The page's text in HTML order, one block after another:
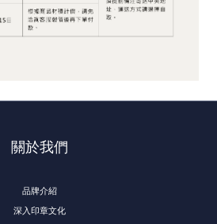
關於我們
品牌介紹
深入印章文化